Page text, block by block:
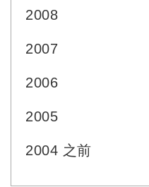
2008
2007
2006
2005
2004 之前